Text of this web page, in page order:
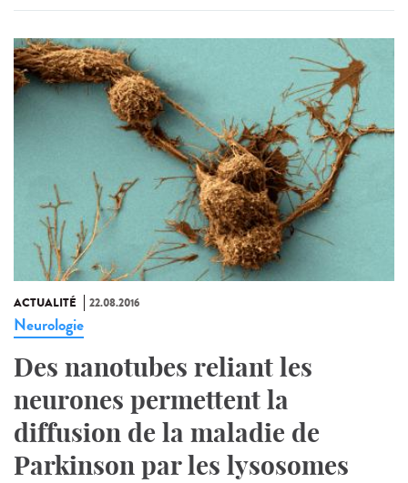
ACTUALITÉ 22.08.2016
Neurologie
Des nanotubes reliant les
neurones permettent la
diffusion de la maladie de
Parkinson par les lysosomes